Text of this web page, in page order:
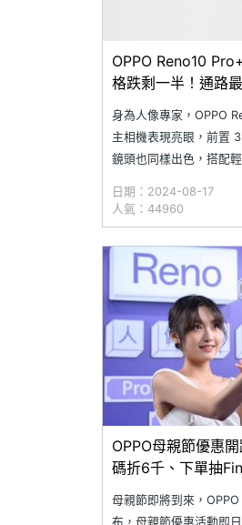
OPPO Reno10
格跌剩一半！通路
(2024.8)
身為人像專家，OPPO
主相機表現亮眼，前置
鏡頭也同樣出色，搭配
Reno 系列中少數搭載高
型，還擁有潛望式鏡頭
市一年後，部分 OPPO
日期：2024-08-17
人氣：44960
OPPO母親節優惠
碼折6千、下單抽
母親節即將到來，
布，母親節優惠活動即